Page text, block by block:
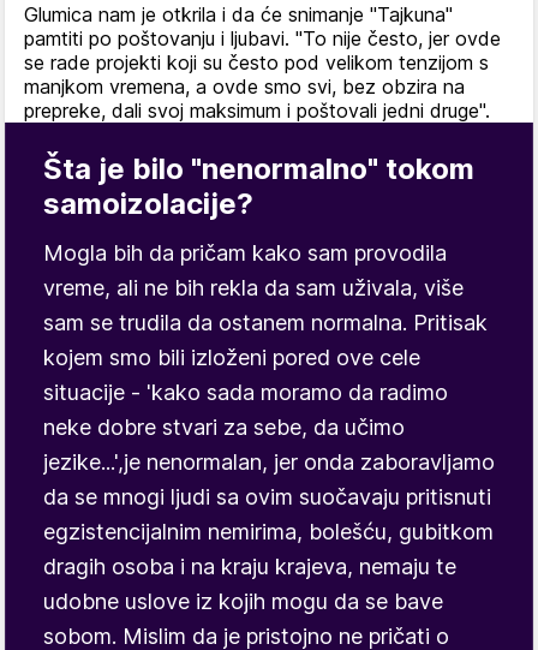
Glumica nam je otkrila i da će snimanje "Tajkuna"
pamtiti po poštovanju i ljubavi. "To nije često, jer ovde
se rade projekti koji su često pod velikom tenzijom s
manjkom vremena, a ovde smo svi, bez obzira na
prepreke, dali svoj maksimum i poštovali jedni druge".
Šta je bilo "nenormalno" tokom
samoizolacije?
Mogla bih da pričam kako sam provodila
vreme, ali ne bih rekla da sam uživala, više
sam se trudila da ostanem normalna. Pritisak
kojem smo bili izloženi pored ove cele
situacije - 'kako sada moramo da radimo
neke dobre stvari za sebe, da učimo
jezike...',je nenormalan, jer onda zaboravljamo
da se mnogi ljudi sa ovim suočavaju pritisnuti
egzistencijalnim nemirima, bolešću, gubitkom
dragih osoba i na kraju krajeva, nemaju te
udobne uslove iz kojih mogu da se bave
sobom. Mislim da je pristojno ne pričati o